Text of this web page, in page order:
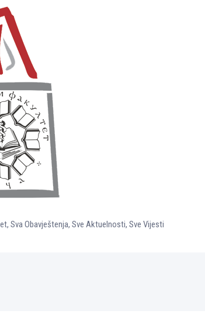
, Sva Obavještenja, Sve Aktuelnosti, Sve Vijesti